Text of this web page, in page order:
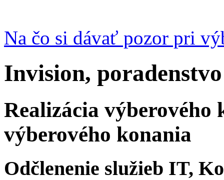
Na čo si dávať pozor pri
Invision,
Realizácia
výberového konania
Odčlenenie služieb IT,